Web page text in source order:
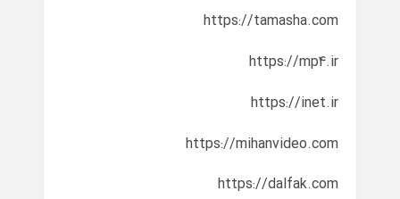
https://tamasha.com
https://mp4.ir
https://inet.ir
https://mihanvideo.com
https://dalfak.com